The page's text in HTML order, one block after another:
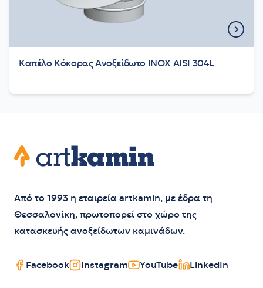
Καπέλο Κόκορας Ανοξείδωτο INOX AISI 304L
Από το 1993 η εταιρεία artkamin, με έδρα τη
Θεσσαλονίκη, πρωτοπορεί στο χώρο της
κατασκευής ανοξείδωτων καμινάδων.
Facebook Instagram YouTube LinkedIn